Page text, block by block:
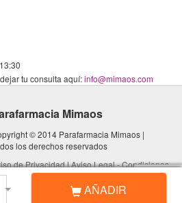
AÑADIR
tu consulta aquí:info@mimaos.com
Mimaos
© 2014 Parafarmacia Mimaos |
los derechos reservados
de Privacidad|Aviso Legal - Condiciones
Política de Cookies